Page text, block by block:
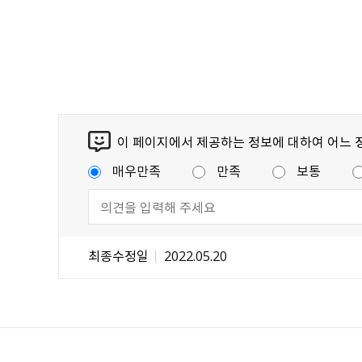
이 페이지에서 제공하는 정보에 대하여 어느
매우만족
만족 보통
최종수정일 2022.05.20